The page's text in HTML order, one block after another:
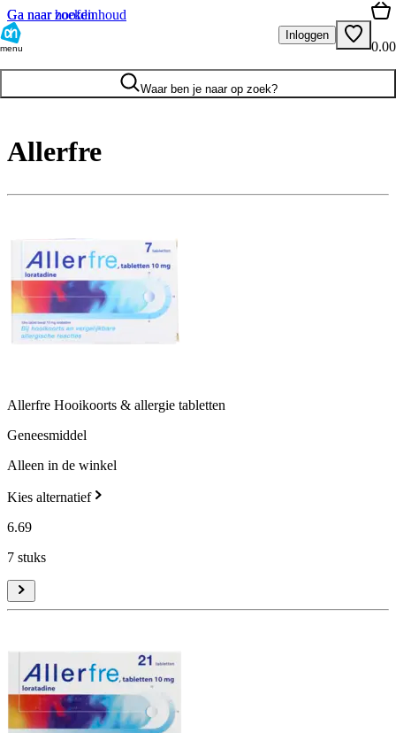
Ga naar hoofdinhoud
Ga naar zoeken
menu
Inloggen
0.00
Waar ben je naar op zoek?
Allerfre
Allerfre Hooikoorts & allergie tabletten
Geneesmiddel
Alleen in de winkel
Kies alternatief
6.69
7 stuks